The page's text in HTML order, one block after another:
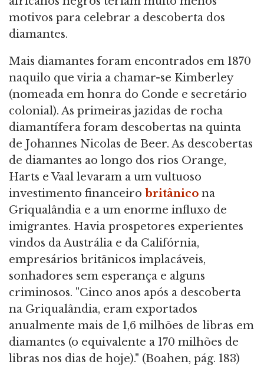
motivos para celebrar a descoberta dos
diamantes.
Mais diamantes foram encontrados em 1870
naquilo que viria a chamar-se Kimberley
(nomeada em honra do Conde e secretário
colonial). As primeiras jazidas de rocha
diamantífera foram descobertas na quinta
de Johannes Nicolas de Beer. As descobertas
de diamantes ao longo dos rios Orange,
Harts e Vaal levaram a um vultuoso
investimento financeiro britânico na
Griqualândia e a um enorme influxo de
imigrantes. Havia prospetores experientes
vindos da Austrália e da Califórnia,
empresários britânicos implacáveis,
sonhadores sem esperança e alguns
criminosos. "Cinco anos após a descoberta
na Griqualândia, eram exportados
anualmente mais de 1,6 milhões de libras em
diamantes (o equivalente a 170 milhões de
libras nos dias de hoje)." (Boahen, pág. 183)